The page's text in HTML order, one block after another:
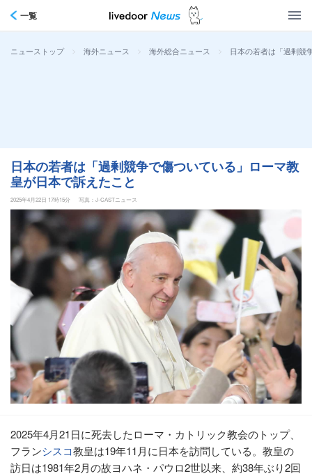
一覧
ニューストップ > 海外ニュース > 海外総合ニュース > 日本の若者は「過剰競
日本の若者は「過剰競争で傷ついている」ローマ教
皇が日本で訴えたこと
2025年4月22日 17時15分 写真：J-CASTニュース
2025年4月21日に死去したローマ・カトリック教会のトップ、
フランシスコ教皇は19年11月に日本を訪問している。教皇の
訪日は1981年2月の故ヨハネ・パウロ2世以来、約38年ぶり2回